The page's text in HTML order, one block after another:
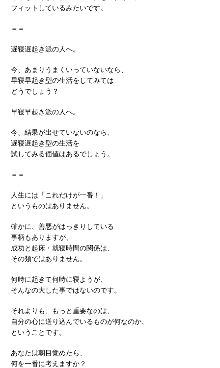
フィットしているみたいです。
＝＝
遅寝遅起き派の人へ。
今、あまりうまくいっていないなら、
早寝早起き型の生活をしてみては
どうでしょう？
早寝早起き派の人へ。
今、結果が出せていないのなら、
遅寝遅起き型の生活を
試してみる価値はあるでしょう。
＝＝
人生には「これだけが一番！」
というものはありません。
確かに、善悪がはっきりしている
事柄もありますが、
成功と起床・就寝時間の関係は、
その類ではありません。
何時に起きて何時に寝ようが、
そんなの大した事ではないのです。
それよりも、もっと重要なのは、
自分の心に送り込んでいるものが何なのか、
ということです。
あなたは朝目覚めたら、
何を一番に考えますか？